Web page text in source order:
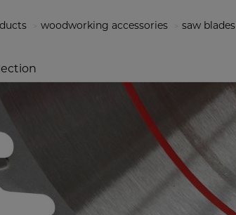
woodworking accessories saw blades